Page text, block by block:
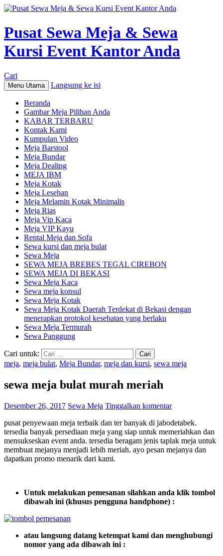
Pusat Sewa Meja & Sewa
Kursi Event Kantor Anda
Cari
Menu Utama Langsung ke isi
Beranda
Gambar Meja Pilihan Anda
KABAR TERBARU
Kontak Kami
Kumpulan Video
Meja Barstool
Meja Bundar
Meja Dealing
MEJA IBM
Meja Kotak
Meja Lesehan
Meja Melamin Kotak Minimalis
Meja Rias
Meja Vip Kaca
Meja VIP Kayu
Rental Meja dan Sofa
Sewa kursi dan meja bulat
Sewa Meja
SEWA MEJA BREBES TEGAL CIREBON
SEWA MEJA DI BEKASI
Sewa Meja Kaca
Sewa meja konsul
Sewa Meja Kotak
Sewa Meja Kotak Daerah Terdekat di Bekasi dengan
menerapkan protokol kesehatan yang berlaku
Sewa Meja Termurah
Sewa Panggung
Cari untuk:
meja, meja bulat, Meja Bundar, meja dan kursi, sewa meja
sewa meja bulat murah meriah
Desember 26, 2017 Sewa Meja Tinggalkan komentar
pusat penyewaan meja terbaik dan ter banyak di jabodetabek.
tersedia banyak persediaan meja yang siap untuk memeriahkan dan
mensukseskan event anda. tersedia beragam jenis taplak meja untuk
membuat mejanya menjadi lebih meriah. ayo pesan mejanya dan
dapatkan promo menarik dari kami.
Untuk melakukan pemesanan silahkan anda klik tombol
dibawah ini (khusus pengguna handphone) :
atau langsung datang ketempat kami dan menghubungi
nomor yang ada dibawah ini :